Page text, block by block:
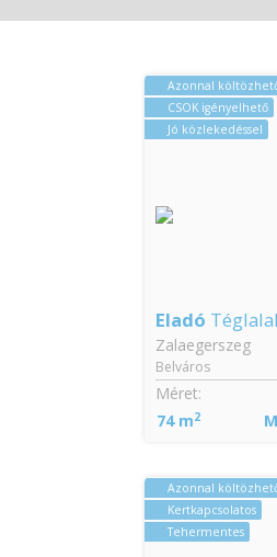
Azonnal
CSOK igényelhető
Jó közlekedéssel
Eladó
Zalaegerszeg
Belváros
Méret:
74 m2
Azonnal
Kertkapcsolatos
Tehermentes